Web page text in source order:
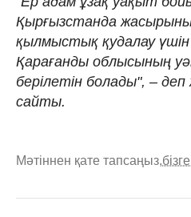
Қырғызстанда
қылмыстық қудалау үшін
Қарағанды ​​облысының
берілетін болады", –
сайты.
Мәтіннен қате тапсаңыз,